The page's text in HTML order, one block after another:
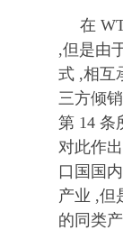
在
,但是由
式 ,相互
三方倾
第 14 条
对此作
口国国
产业 ,但
的同类